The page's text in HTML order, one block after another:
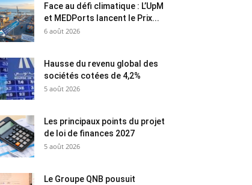
Face au défi climatique : L’UpM
et MEDPorts lancent le Prix...
6 août 2026
Hausse du revenu global des
sociétés cotées de 4,2%
5 août 2026
Les principaux points du projet
de loi de finances 2027
5 août 2026
Le Groupe QNB pousuit